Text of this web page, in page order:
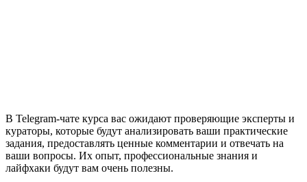
В Telegram-чате курса вас ожидают проверяющие эксперты и
кураторы, которые будут анализировать ваши практические
задания, предоставлять ценные комментарии и отвечать на
ваши вопросы. Их опыт, профессиональные знания и
лайфхаки будут вам очень полезны.